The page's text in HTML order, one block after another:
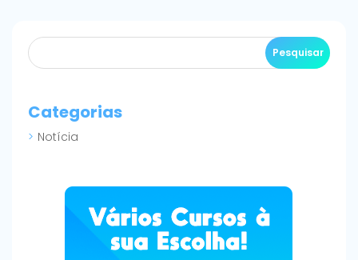
Categorias
Notícia